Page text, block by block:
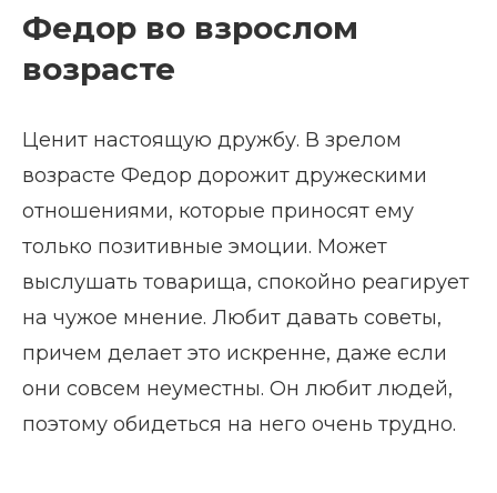
Федор во взрослом
возрасте
Ценит настоящую дружбу. В зрелом
возрасте Федор дорожит дружескими
отношениями, которые приносят ему
только позитивные эмоции. Может
выслушать товарища, спокойно реагирует
на чужое мнение. Любит давать советы,
причем делает это искренне, даже если
они совсем неуместны. Он любит людей,
поэтому обидеться на него очень трудно.